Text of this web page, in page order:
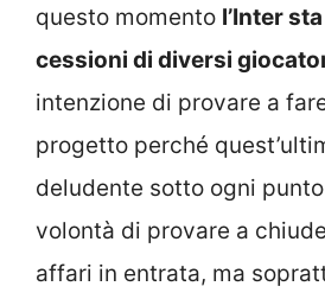
questo momento l’Inter
cessioni di diversi
intenzione di provare a
progetto perché
deludente sotto ogni punto
volontà di provare a
affari in entrata, ma